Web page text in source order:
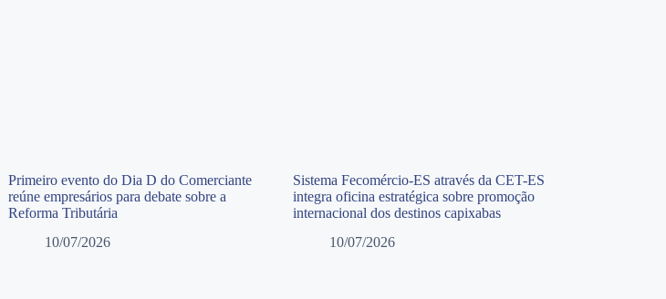
Primeiro evento do Dia D do Comerciante
reúne empresários para debate sobre a
Reforma Tributária
10/07/2026
Sistema Fecomércio-ES através da CET-ES
integra oficina estratégica sobre promoção
internacional dos destinos capixabas
10/07/2026